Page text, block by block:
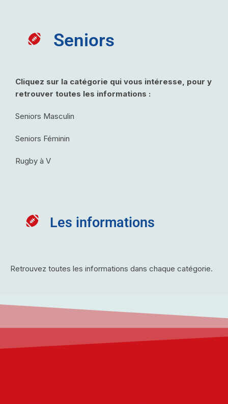
Seniors
Cliquez sur la catégorie qui vous intéresse, pour y
retrouver toutes les informations :
Seniors Masculin
Seniors Féminin
Rugby à V
Les informations
Retrouvez toutes les informations dans chaque catégorie.